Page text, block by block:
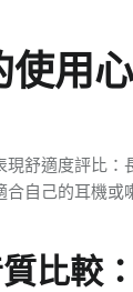
使用
舒適度評比
合自己的耳機或
比較